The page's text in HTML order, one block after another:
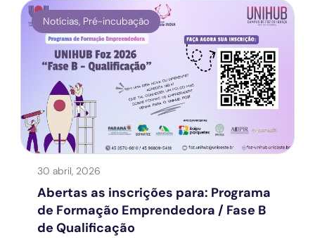
Notícias, Pré-incubação
Abertas as inscrições para: Programa
de Formação Emprendedora / Fase B
de Qualificação
30 abril, 2026